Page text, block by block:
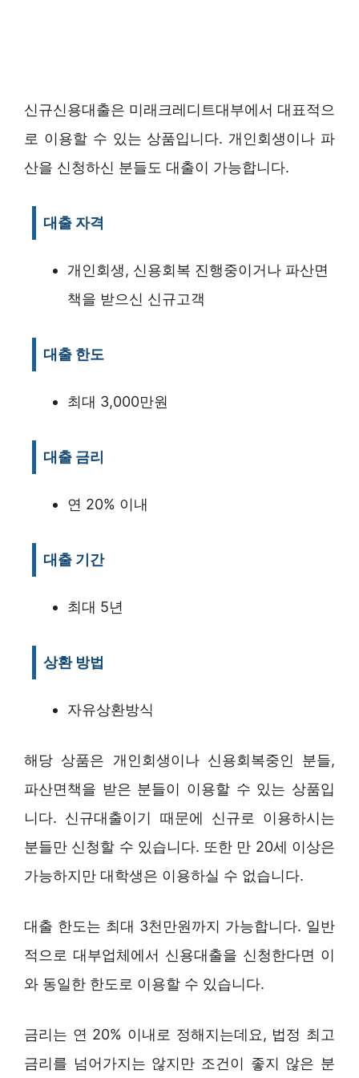
신규신용대출은 미래크레디트대부에서 대표적으
로 이용할 수 있는 상품입니다. 개인회생이나 파
산을 신청하신 분들도 대출이 가능합니다.
대출 자격
개인회생, 신용회복 진행중이거나 파산면
책을 받으신 신규고객
대출 한도
최대 3,000만원
대출 금리
연 20% 이내
대출 기간
최대 5년
상환 방법
자유상환방식
해당 상품은 개인회생이나 신용회복중인 분들,
파산면책을 받은 분들이 이용할 수 있는 상품입
니다. 신규대출이기 때문에 신규로 이용하시는
분들만 신청할 수 있습니다. 또한 만 20세 이상은
가능하지만 대학생은 이용하실 수 없습니다.
대출 한도는 최대 3천만원까지 가능합니다. 일반
적으로 대부업체에서 신용대출을 신청한다면 이
와 동일한 한도로 이용할 수 있습니다.
금리는 연 20% 이내로 정해지는데요, 법정 최고
금리를 넘어가지는 않지만 조건이 좋지 않은 분